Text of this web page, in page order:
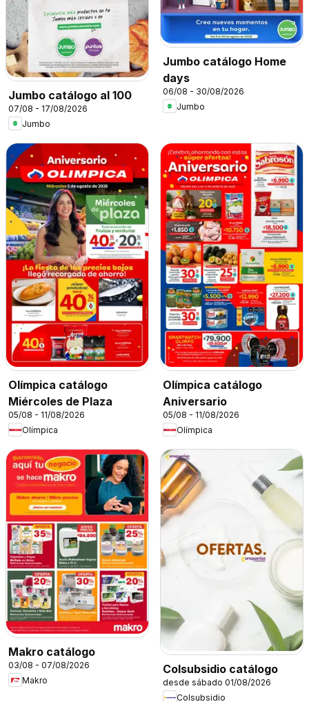
Jumbo catálogo al 100
07/08 - 17/08/2026
Jumbo
Jumbo catálogo Home
days
06/08 - 30/08/2026
Jumbo
Olímpica catálogo
Miércoles de Plaza
05/08 - 11/08/2026
Olímpica
Olímpica catálogo
Aniversario
05/08 - 11/08/2026
Olímpica
Makro catálogo
03/08 - 07/08/2026
Makro
Colsubsidio catálogo
desde sábado 01/08/2026
Colsubsidio